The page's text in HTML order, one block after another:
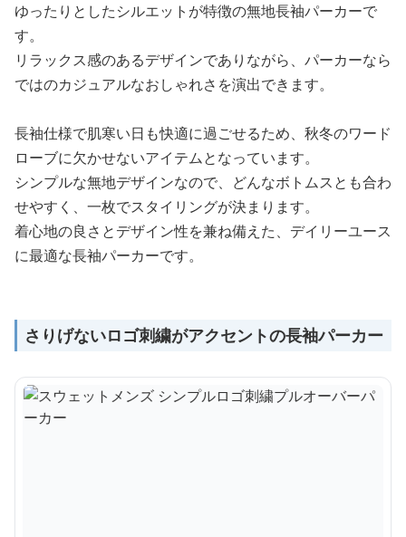
ゆったりとしたシルエットが特徴の無地長袖パーカーで
す。
リラックス感のあるデザインでありながら、パーカーなら
ではのカジュアルなおしゃれさを演出できます。
長袖仕様で肌寒い日も快適に過ごせるため、秋冬のワード
ローブに欠かせないアイテムとなっています。
シンプルな無地デザインなので、どんなボトムスとも合わ
せやすく、一枚でスタイリングが決まります。
着心地の良さとデザイン性を兼ね備えた、デイリーユース
に最適な長袖パーカーです。
さりげないロゴ刺繍がアクセントの長袖パーカー